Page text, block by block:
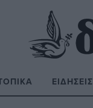
ΕΙΔΉΣΕΙΣ